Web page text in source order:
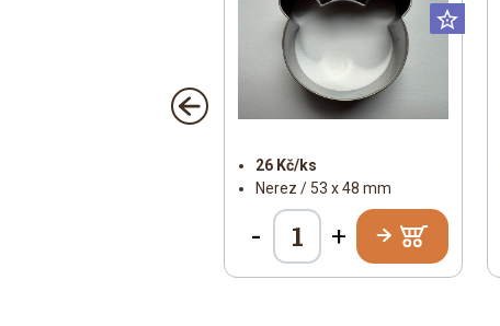
26 Kč/ks
Nerez / 53 x 48 mm
- +